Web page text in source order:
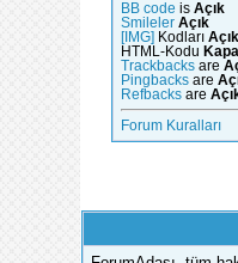
BB code is Açık
Smileler Açık
[IMG]
Kodları Açık
HTML-Kodu
Trackbacksare
Pingbacksare
Refbacksare
Forum Kuralları